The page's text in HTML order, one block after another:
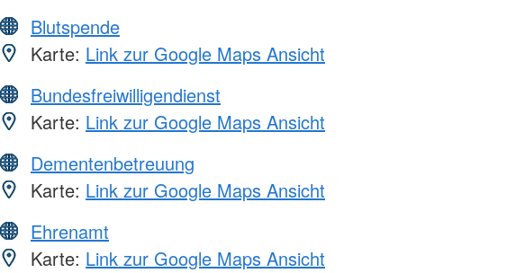
Blutspende
Karte: Link zur Google Maps Ansicht
Bundesfreiwilligendienst
Karte: Link zur Google Maps Ansicht
Dementenbetreuung
Karte: Link zur Google Maps Ansicht
Ehrenamt
Karte: Link zur Google Maps Ansicht